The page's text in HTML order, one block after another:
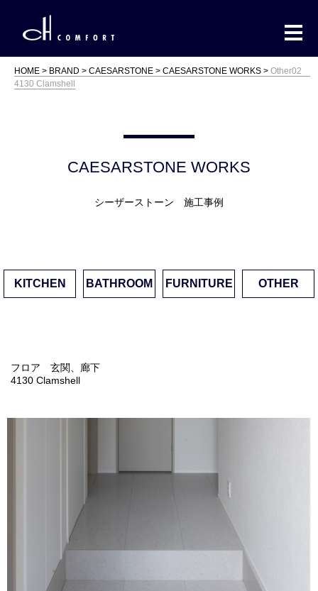
HOME BRAND CAESARSTONE CAESARSTONE WORKS
Other02
4130 Clamshell
CAESARSTONE WORKS
シーザーストーン 施工事例
KITCHEN BATHROOM FURNITURE OTHER
フロア 玄関、廊下
4130 Clamshell